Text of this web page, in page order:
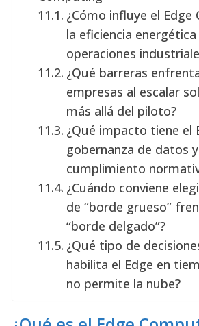
Computing
¿Cómo influye el Edge
la eficiencia energética
operaciones
¿Qué barreras
empresas al escalar
más allá del piloto?
¿Qué impacto tiene el
gobernanza de datos y
cumplimiento
¿Cuándo conviene
de “borde grueso”
“borde delgado”?
¿Qué tipo de
habilita el Edge en